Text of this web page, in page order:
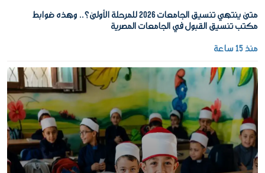
متى ينتهي تنسيق الجامعات 2026 للمرحلة الأولى؟.. وهذه ضوابط
مكتب تنسيق القبول في الجامعات المصرية
منذ 15 ساعة